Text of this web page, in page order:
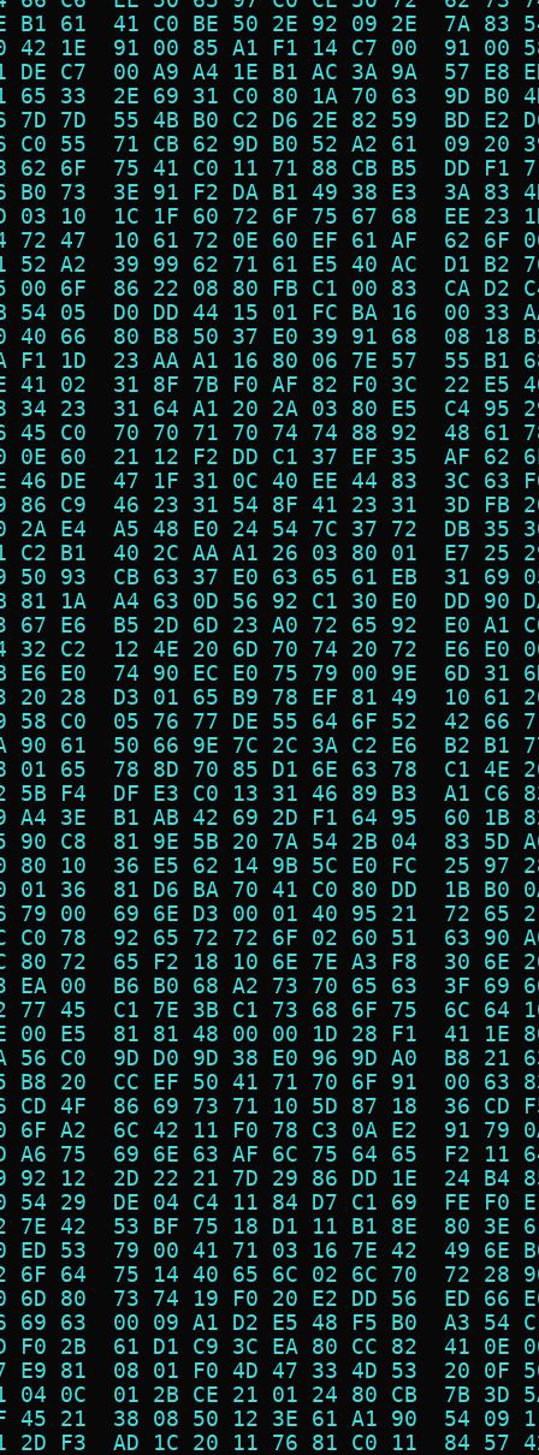
B1 61  41 C0 BE 50 2E 92 09 2E  7A
42 1E  91 00 85 A1 F1 14 C7 00  91
DE C7  00 A9 A4 1E B1 AC 3A 9A  57
65 33  2E 69 31 C0 80 1A 70 63  9D
7D 7D  55 4B B0 C2 D6 2E 82 59  BD
C0 55  71 CB 62 9D B0 52 A2 61  09
62 6F  75 41 C0 11 71 88 CB B5  DD
B0 73  3E 91 F2 DA B1 49 38 E3  3A
03 10  1C 1F 60 72 6F 75 67 68  EE
72 47  10 61 72 0E 60 EF 61 AF  62
52 A2  39 99 62 71 61 E5 40 AC  D1
00 6F  86 22 08 80 FB C1 00 83  CA
54 05  D0 DD 44 15 01 FC BA 16  00
40 66  80 B8 50 37 E0 39 91 68  08
F1 1D  23 AA A1 16 80 06 7E 57  55
41 02  31 8F 7B F0 AF 82 F0 3C  22
34 23  31 64 A1 20 2A 03 80 E5  C4
45 C0  70 70 71 70 74 74 88 92  48
0E 60  21 12 F2 DD C1 37 EF 35  AF
46 DE  47 1F 31 0C 40 EE 44 83  3C
86 C9  46 23 31 54 8F 41 23 31  3D
2A E4  A5 48 E0 24 54 7C 37 72  DB
C2 B1  40 2C AA A1 26 03 80 01  E7
50 93  CB 63 37 E0 63 65 61 EB  31
81 1A  A4 63 0D 56 92 C1 30 E0  DD
67 E6  B5 2D 6D 23 A0 72 65 92  E0
32 C2  12 4E 20 6D 70 74 20 72  E6
E6 E0  74 90 EC E0 75 79 00 9E  6D
20 28  D3 01 65 B9 78 EF 81 49  10
58 C0  05 76 77 DE 55 64 6F 52  42
90 61  50 66 9E 7C 2C 3A C2 E6  B2
01 65  78 8D 70 85 D1 6E 63 78  C1
5B F4  DF E3 C0 13 31 46 89 B3  A1
A4 3E  B1 AB 42 69 2D F1 64 95  60
90 C8  81 9E 5B 20 7A 54 2B 04  83
80 10  36 E5 62 14 9B 5C E0 FC  25
01 36  81 D6 BA 70 41 C0 80 DD  1B
79 00  69 6E D3 00 01 40 95 21  72
C0 78  92 65 72 72 6F 02 60 51  63
80 72  65 F2 18 10 6E 7E A3 F8  30
EA 00  B6 B0 68 A2 73 70 65 63  3F
77 45  C1 7E 3B C1 73 68 6F 75  6C
00 E5  81 81 48 00 00 1D 28 F1  41
56 C0  9D D0 9D 38 E0 96 9D A0  B8
B8 20  CC EF 50 41 71 70 6F 91  00
CD 4F  86 69 73 71 10 5D 87 18  36
6F A2  6C 42 11 F0 78 C3 0A E2  91
A6 75  69 6E 63 AF 6C 75 64 65  F2
92 12  2D 22 21 7D 29 86 DD 1E  24
54 29  DE 04 C4 11 84 D7 C1 69  FE
7E 42  53 BF 75 18 D1 11 B1 8E  80
ED 53  79 00 41 71 03 16 7E 42  49
6F 64  75 14 40 65 6C 02 6C 70  72
6D 80  73 74 19 F0 20 E2 DD 56  ED
69 63  00 09 A1 D2 E5 48 F5 B0  A3
F0 2B  61 D1 C9 3C EA 80 CC 82  41
E9 81  08 01 F0 4D 47 33 4D 53  20
04 0C  01 2B CE 21 01 24 80 CB  7B
45 21  38 08 50 12 3E 61 A1 90  54
2D F3  AD 1C 20 11 76 81 C0 11  84